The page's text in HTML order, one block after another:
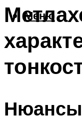
Меню
Нюансы